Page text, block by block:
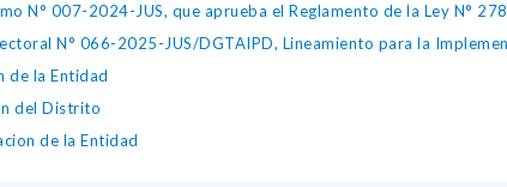
N° 007-2024-JUS, que aprueba el Reglamento de la Ley N°
N° 066-2025-JUS/DGTAIPD, Lineamiento para la
de la Entidad
del Distrito
de la Entidad